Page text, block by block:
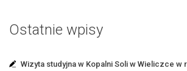
Ostatnie wpisy
Wizyta studyjna w Kopalni Soli w Wieliczce w